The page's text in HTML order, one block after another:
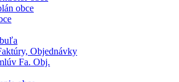
obce
Objednávky
Fa. Obj.